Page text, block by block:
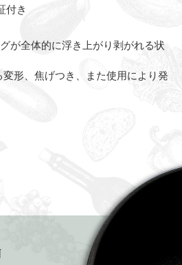
付き
が全体的に浮き上がり剥がれる状
形、焦げつき、また使用により発